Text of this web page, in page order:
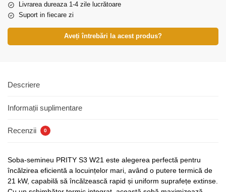
Livrarea dureaza 1-4 zile lucrătoare
Suport in fiecare zi
Aveți întrebări la acest produs?
Descriere
Informații suplimentare
Recenzii 0
Soba-semineu PRITY S3 W21 este alegerea perfectă pentru
încălzirea eficientă a locuințelor mari, având o putere termică de
21 kW, capabilă să încălzească rapid și uniform suprafețe extinse.